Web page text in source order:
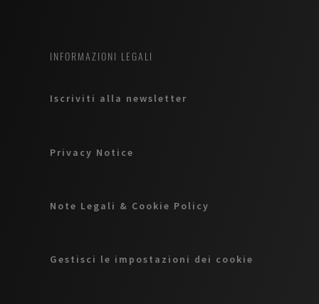
INFORMAZIONI LEGALI
Iscriviti alla newsletter
Privacy Notice
Note Legali & Cookie Policy
Gestisci le impostazioni dei cookie